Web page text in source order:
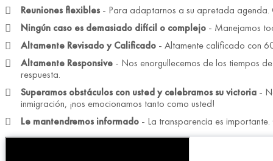
Reuniones flexibles - Para adaptarnos a su apretada agenda.
Ningún caso es demasiado difícil o complejo - Manejamos
Altamente Revisado y Calificado - Altamente calificado con
Altamente Responsive - Nos enorgullecemos de los tiempos
respuesta.
Superamos obstáculos con usted y celebramos su victoria -
inmigración, ¡nos emocionamos tanto como usted!
Le mantendremos informado - La transparencia es